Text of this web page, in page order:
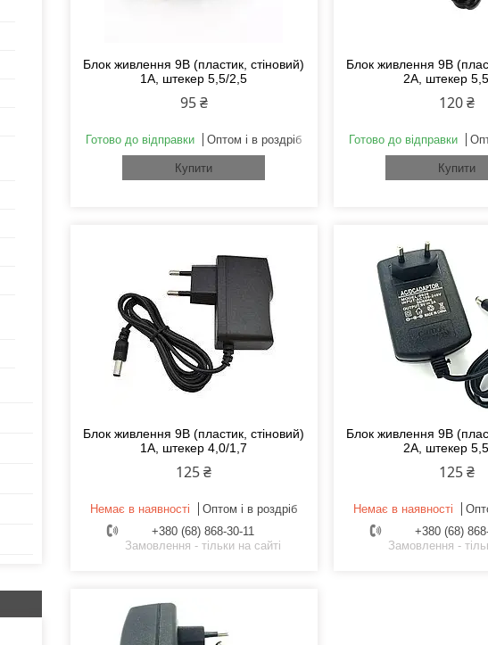
Блок живлення 9В (пластик, стіновий)
1А, штекер 5,5/2,5
95 ₴
Готово до відправки Оптом і в роздріб
Купити
Блок живлення 9В
2А, штекер
120 ₴
Готово до відправки
Купити
Блок живлення 9В (пластик, стіновий)
1А, штекер 4,0/1,7
125 ₴
Немає в наявності
Оптом і в роздріб
+380 (68) 868-30-11
Замовлення - тільки на сайті
Блок живлення 9В
2А, штекер
125 ₴
Немає в наявності
+380 (68)
Замовлення -